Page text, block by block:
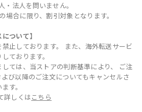
法人を問いません。
場合に限り、割引対象となります。
ついて】
止しております。
また、海外転送サービ
ております。
ては、当ストアの判断基準により、
ご注
び以降のご注文についてもキャンセルさ
す。
詳しくはこちら